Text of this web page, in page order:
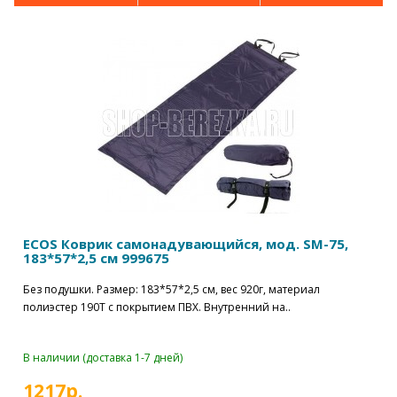
ECOS Коврик самонадувающийся, мод. SM-75,
183*57*2,5 см 999675
Без подушки. Размер: 183*57*2,5 см, вес 920г, материал
полиэстер 190T с покрытием ПВХ. Внутренний на..
В наличии (доставка 1-7 дней)
1217р.